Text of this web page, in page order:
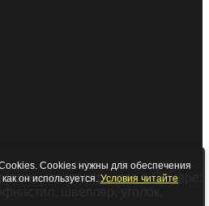
металлопроката в Самаре:
швеллер, уголок,
Cookies нужны для обеспечения
он используется. Условия читайте